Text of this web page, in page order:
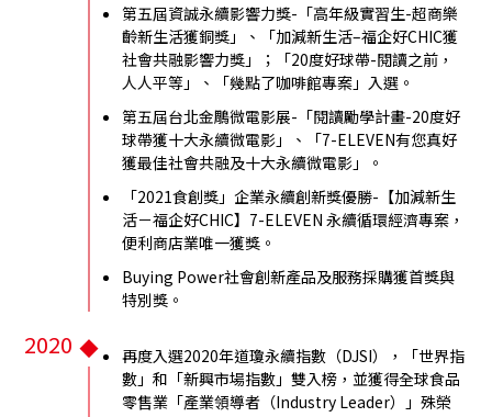
第五屆資誠永續影響力獎-「高年級實習生-超商樂
齡新生活獲銅獎」、「加減新生活–福企好CHIC獲
社會共融影響力獎」；「20度好球帶-閱讀之前，
人人平等」、「幾點了咖啡館專案」入選。
第五屆台北金鵰微電影展-「閱讀勵學計畫-20度好
球帶獲十大永續微電影」、「7-ELEVEN有您真好
獲最佳社會共融及十大永續微電影」。
「2021食創獎」企業永續創新獎優勝-【加減新生
活－福企好CHIC】7-ELEVEN 永續循環經濟專案，
便利商店業唯一獲獎。
Buying Power社會創新產品及服務採購獲首獎與
特別獎。
2020
再度入選2020年道瓊永續指數（DJSI），「世界指
數」和「新興市場指數」雙入榜，並獲得全球食品
零售業「產業領導者（Industry Leader）」殊榮